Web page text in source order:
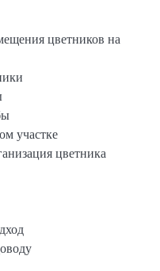
цветников на
участке
цветника